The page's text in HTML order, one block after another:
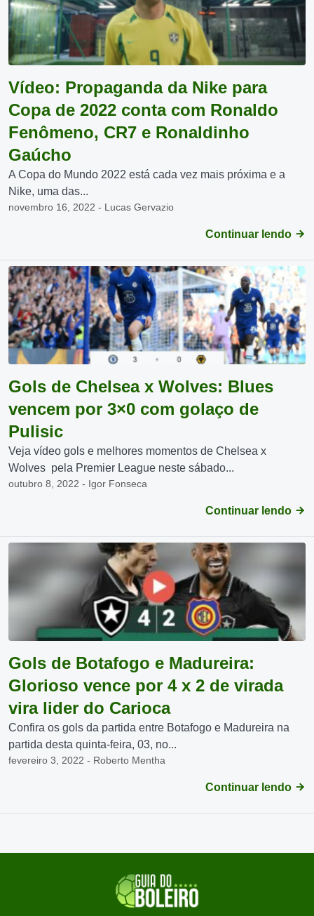
Vídeo: Propaganda da Nike para
Copa de 2022 conta com Ronaldo
Fenômeno, CR7 e Ronaldinho
Gaúcho
A Copa do Mundo 2022 está cada vez mais próxima e a
Nike, uma das...
novembro 16, 2022 - Lucas Gervazio
Continuar lendo
Gols de Chelsea x Wolves: Blues
vencem por 3×0 com golaço de
Pulisic
Veja vídeo gols e melhores momentos de Chelsea x
Wolves pela Premier League neste sábado...
outubro 8, 2022 - Igor Fonseca
Continuar lendo
Gols de Botafogo e Madureira:
Glorioso vence por 4 x 2 de virada
vira lider do Carioca
Confira os gols da partida entre Botafogo e Madureira na
partida desta quinta-feira, 03, no...
fevereiro 3, 2022 - Roberto Mentha
Continuar lendo